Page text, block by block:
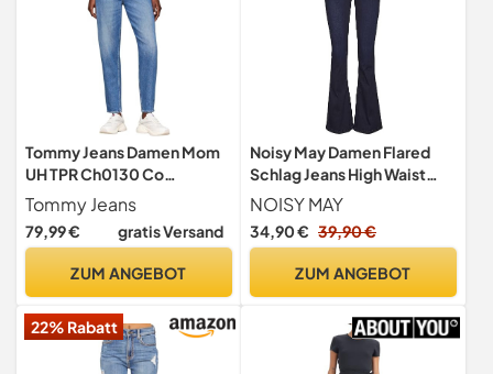
Tommy Jeans Damen Mom
UH TPR Ch0130 Co
Dw0dw19245 Konisch
Zulaufend, Denim, 28W /
30L EU
Tommy Jeans
79,99 € gratis Versand
ZUM ANGEBOT
Noisy May Damen Flared
Schlag Jeans High Waist
Denim Stretch Hose Wide
Vintage Pants NMSALLIE,
Farben:Dunkelblau,
NOISY MAY
34,90 € 39,90 €
ZUM ANGEBOT
22% Rabatt